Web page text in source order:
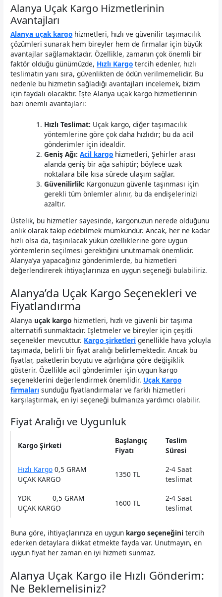
Alanya Uçak Kargo Hizmetlerinin
Avantajları
Alanya uçak kargo hizmetleri, hızlı ve güvenilir taşımacılık
çözümleri sunarak hem bireyler hem de firmalar için büyük
avantajlar sağlamaktadır. Özellikle, zamanın çok önemli bir
faktör olduğu günümüzde, Hızlı Kargo tercih edenler, hızlı
teslimatın yanı sıra, güvenlikten de ödün verilmemelidir. Bu
nedenle bu hizmetin sağladığı avantajları incelemek, bizim
için faydalı olacaktır. İşte Alanya uçak kargo hizmetlerinin
bazı önemli avantajları:
Hızlı Teslimat: Uçak kargo, diğer taşımacılık
yöntemlerine göre çok daha hızlıdır; bu da acil
gönderimler için idealdir.
Geniş Ağı: Acil kargo hizmetleri, Şehirler arası
alanda geniş bir ağa sahiptir; böylece uzak
noktalara bile kısa sürede ulaşım sağlar.
Güvenilirlik: Kargonuzun güvenle taşınması için
gerekli tüm önlemler alınır, bu da endişelerinizi
azaltır.
Üstelik, bu hizmetler sayesinde, kargonuzun nerede olduğunu
anlık olarak takip edebilmek mümkündür. Ancak, her ne kadar
hızlı olsa da, taşınılacak yükün özelliklerine göre uygun
yöntemlerin seçilmesi gerektiğini unutmamak önemlidir.
Alanya’ya yapacağınız gönderimlerde, bu hizmetleri
değerlendirerek ihtiyaçlarınıza en uygun seçeneği bulabiliriz.
Alanya’da Uçak Kargo Seçenekleri ve
Fiyatlandırma
Alanya uçak kargo hizmetleri, hızlı ve güvenli bir taşıma
alternatifi sunmaktadır. İşletmeler ve bireyler için çeşitli
seçenekler mevcuttur. Kargo şirketleri genellikle hava yoluyla
taşımada, belirli bir fiyat aralığı belirlemektedir. Ancak bu
fiyatlar, paketlerin boyutu ve ağırlığına göre değişiklik
gösterir. Özellikle acil gönderimler için uygun kargo
seçeneklerini değerlendirmek önemlidir. Uçak Kargo
firmaları sunduğu fiyatlandırmalar ve farklı hizmetleri
karşılaştırmak, en iyi seçeneği bulmanıza yardımcı olabilir.
Fiyat Aralığı ve Uygunluk
Kargo Şirketi
Başlangıç
Fiyatı
Teslim
Süresi
Hızlı Kargo0,5 GRAM
UÇAK KARGO
1350 TL
2-4 Saat
teslimat
YDK 0,5 GRAM
UÇAK KARGO
1600 TL
2-4 Saat
teslimat
Buna göre, ihtiyaçlarınıza en uygun kargo seçeneğini tercih
ederken detaylara dikkat etmekte fayda var. Unutmayın, en
uygun fiyat her zaman en iyi hizmeti sunmaz.
Alanya Uçak Kargo ile Hızlı Gönderim:
Ne Beklemelisiniz?